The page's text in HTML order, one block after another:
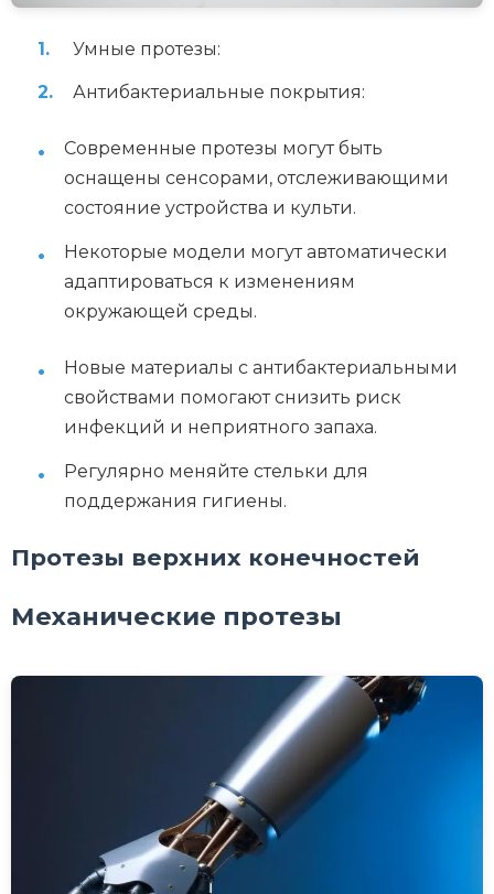
Умные протезы:
Антибактериальные покрытия:
Современные протезы могут быть
оснащены сенсорами, отслеживающими
состояние устройства и культи.
Некоторые модели могут автоматически
адаптироваться к изменениям
окружающей среды.
Новые материалы с антибактериальными
свойствами помогают снизить риск
инфекций и неприятного запаха.
Регулярно меняйте стельки для
поддержания гигиены.
Протезы верхних конечностей
Механические протезы